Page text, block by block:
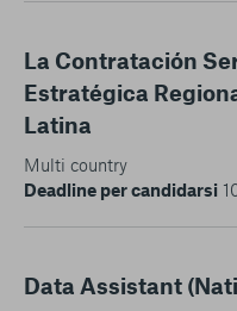
La Contratación
Estratégica
Latina
Multi country
Deadline per candidarsi
Data Assistant